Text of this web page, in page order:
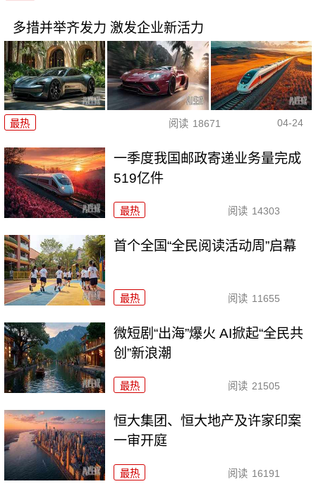
多措并举齐发力 激发企业新活力
最热 阅读 18671 04-24
一季度我国邮政寄递业务量完成
519亿件
最热 阅读 14303
首个全国“全民阅读活动周”启幕
最热 阅读 11655
微短剧“出海”爆火 AI掀起“全民共
创”新浪潮
最热 阅读 21505
恒大集团、恒大地产及许家印案
一审开庭
最热 阅读 16191